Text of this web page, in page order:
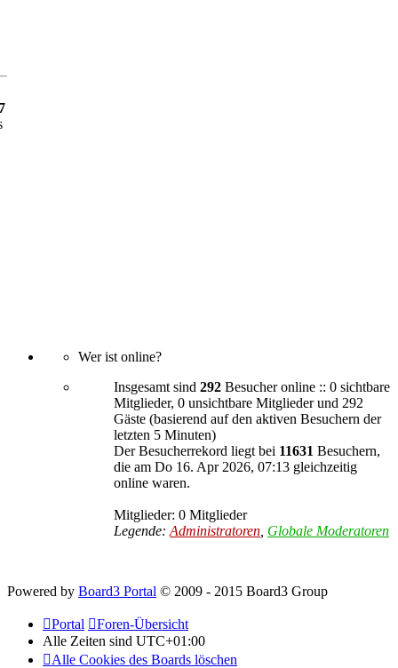
Wer ist online?
Insgesamt sind 292 Besucher online :: 0 sichtbare
Mitglieder, 0 unsichtbare Mitglieder und 292
Gäste (basierend auf den aktiven Besuchern der
letzten 5 Minuten)
Der Besucherrekord liegt bei 11631 Besuchern,
die am Do 16. Apr 2026, 07:13 gleichzeitig
online waren.
Mitglieder: 0 Mitglieder
Legende: Administratoren Globale Moderatoren
Powered by Board3 Portal © 2009 - 2015 Board3 Group
Portal
Foren-Übersicht
Alle Zeiten sind UTC+01:00
Alle Cookies des Boards löschen